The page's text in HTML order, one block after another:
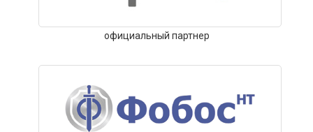
официальный партнер